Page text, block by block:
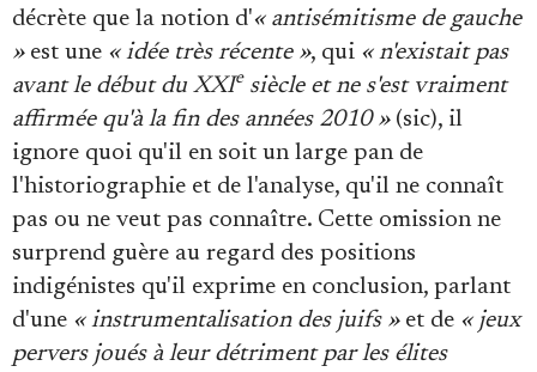
décrète que la notion d'« antisémitisme de gauche
»est une « idée très récente », qui « n'existait pas
avant le début du XXIesiècle et ne s'est vraiment
affirmée qu'à la fin des années 2010 »(sic), il
ignore quoi qu'il en soit un large pan de
l'historiographie et de l'analyse, qu'il ne connaît
pas ou ne veut pas connaître. Cette omission ne
surprend guère au regard des positions
indigénistes qu'il exprime en conclusion, parlant
d'une « instrumentalisation des juifs »et de « jeux
pervers joués à leur détriment par les élites